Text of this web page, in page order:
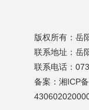
版权所有：岳
联系地址：岳
联系电话：
备案：湘ICP